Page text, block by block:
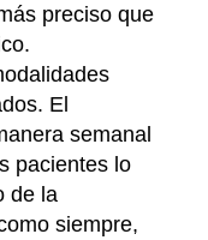
preciso que
El
semanal
pacientes lo
de la
siempre,